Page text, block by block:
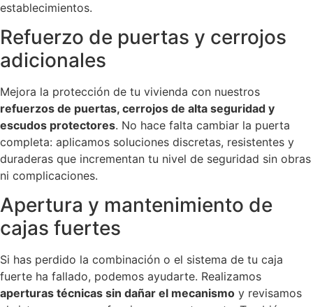
establecimientos.
Refuerzo de puertas y cerrojos
adicionales
Mejora la protección de tu vivienda con nuestros
refuerzos de puertas, cerrojos de alta seguridad y
escudos protectores. No hace falta cambiar la puerta
completa: aplicamos soluciones discretas, resistentes y
duraderas que incrementan tu nivel de seguridad sin obras
ni complicaciones.
Apertura y mantenimiento de
cajas fuertes
Si has perdido la combinación o el sistema de tu caja
fuerte ha fallado, podemos ayudarte. Realizamos
aperturas técnicas sin dañar el mecanismo y revisamos